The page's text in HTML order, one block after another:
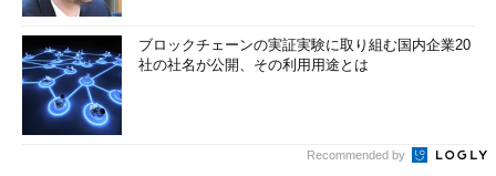
ブロックチェーンの実証実験に取り組む国内企業20
社の社名が公開、その利用用途とは
Recommended by